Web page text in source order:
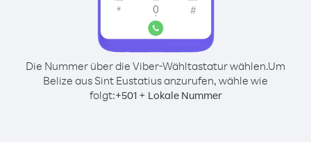
Die Nummer über die Viber-Wähltastatur wählen.Um
Belize aus Sint Eustatius anzurufen, wähle wie
folgt:+501+ Lokale Nummer